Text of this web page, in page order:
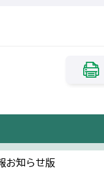
お知らせ版